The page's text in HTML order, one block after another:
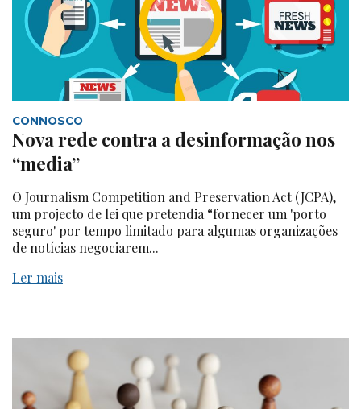
CONNOSCO
Nova rede contra a desinformação nos
“media”
O Journalism Competition and Preservation Act (JCPA),
um projecto de lei que pretendia “fornecer um 'porto
seguro' por tempo limitado para algumas organizações
de notícias negociarem...
Ler mais